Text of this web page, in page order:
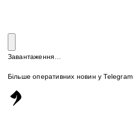
Завантаження…
Більше оперативних новин у